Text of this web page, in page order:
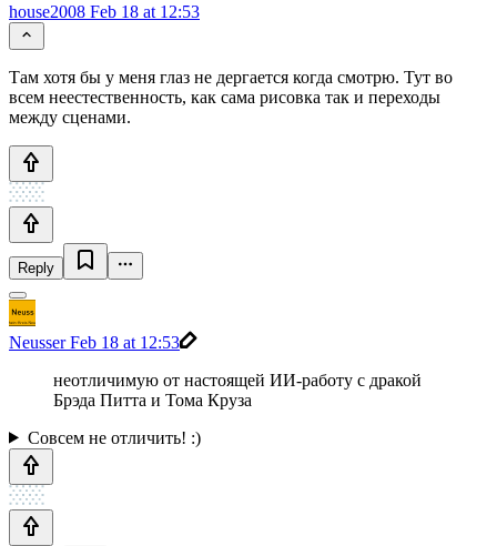
house2008 Feb 18 at 12:53
Там хотя бы у меня глаз не дергается когда смотрю. Тут во
всем неестественность, как сама рисовка так и переходы
между сценами.
Reply
NeusserFeb 18 at 12:53
неотличимую от настоящей ИИ-работу с дракой
Брэда Питта и Тома Круза
Совсем не отличить! :)